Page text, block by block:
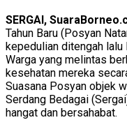
SERGAI,
Tahun Baru (Posyan
kepedulian ditengah lalu
Warga yang melintas
kesehatan mereka
Suasana Posyan objek
Serdang Bedagai
hangat dan bersahabat.